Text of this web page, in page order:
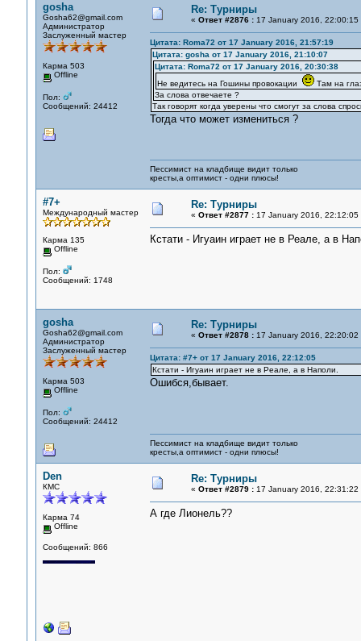
gosha
Gosha62@gmail.com
Администратор
Заслуженный мастер
Карма 503
Offline
Пол:
Сообщений: 24412
Re: Турниры
« Ответ #2876 :17 January 2016, 22:00:15
Цитата: Roma72 от 17 January 2016, 21:57:19
Цитата: gosha от 17 January 2016, 21:10:07
Цитата: Roma72 от 17 January 2016, 20:30:38
Не ведитесь на Гошины провокации
Там на
За слова отвечаете ?
Так говорят когда уверены что смогут за слова
Тогда что может измениться ?
Пессимист на кладбище видит только
кресты,а оптимист - одни плюсы!
#7+
Международный мастер
Карма 135
Offline
Пол:
Сообщений: 1748
Re: Турниры
« Ответ #2877 :17 January 2016, 22:12:05
Кстати - Игуаин играет не в Реале, а в
gosha
Gosha62@gmail.com
Администратор
Заслуженный мастер
Карма 503
Offline
Пол:
Сообщений: 24412
Re: Турниры
« Ответ #2878 :17 January 2016, 22:20:02
Цитата: #7+ от 17 January 2016, 22:12:05
Кстати - Игуаин играет не в Реале, а в Наполи.
Ошибся,бывает.
Пессимист на кладбище видит только
кресты,а оптимист - одни плюсы!
Den
КМС
Карма 74
Offline
Сообщений: 866
Re: Турниры
« Ответ #2879 :17 January 2016, 22:31:22
А где Лионель??